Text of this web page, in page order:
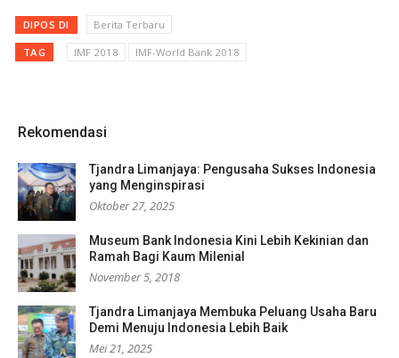
DIPOS DI Berita Terbaru
TAG IMF 2018 IMF-World Bank 2018
Rekomendasi
Tjandra Limanjaya: Pengusaha Sukses Indonesia
yang Menginspirasi
Oktober 27, 2025
Museum Bank Indonesia Kini Lebih Kekinian dan
Ramah Bagi Kaum Milenial
November 5, 2018
Tjandra Limanjaya Membuka Peluang Usaha Baru
Demi Menuju Indonesia Lebih Baik
Mei 21, 2025